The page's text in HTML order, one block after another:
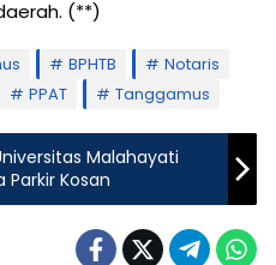
(**)
BPHTB
Notaris
PPAT Tanggamus
Malahayati
Parkir Kosan